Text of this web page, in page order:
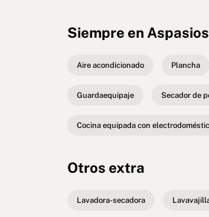
Siempre en Aspasios
Aire acondicionado Plancha
Guardaequipaje Secador de
Cocina equipada con
Otros extra
Lavadora-secadora